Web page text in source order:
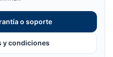
o soporte
y condiciones